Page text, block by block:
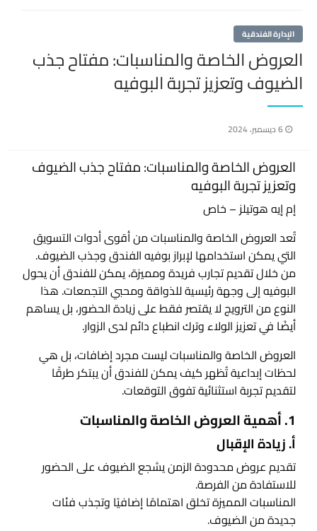
الإدارة الفندقية
العروض الخاصة والمناسبات: مفتاح جذب
الضيوف وتعزيز تجربة البوفيه
نُشر
6 ديسمبر، 2024
العروض الخاصة والمناسبات: مفتاح جذب الضيوف
وتعزيز تجربة البوفيه
إم إيه هوتيلز – خاص
تُعد العروض الخاصة والمناسبات من أقوى أدوات التسويق
التي يمكن استخدامها لإبراز بوفيه الفندق وجذب الضيوف.
من خلال تقديم تجارب فريدة ومميزة، يمكن للفندق أن يحول
البوفيه إلى وجهة رئيسية للذواقة ومحبي التجمعات. هذا
النوع من الترويج لا يقتصر فقط على زيادة الحضور، بل يساهم
أيضًا في تعزيز الولاء وترك انطباع دائم لدى الزوار.
العروض الخاصة والمناسبات ليست مجرد إضافات، بل هي
لحظات إبداعية تُظهر كيف يمكن للفندق أن يبتكر طرقًا
لتقديم تجربة استثنائية تفوق التوقعات.
1. أهمية العروض الخاصة والمناسبات
أ. زيادة الإقبال
تقديم عروض محدودة الزمن يشجع الضيوف على الحضور
للاستفادة من الفرصة.
المناسبات المميزة تخلق اهتمامًا إضافيًا وتجذب فئات
جديدة من الضيوف.